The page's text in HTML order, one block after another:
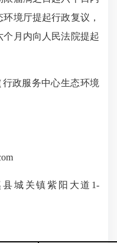
境厅提起行政复议，
月内向人民法院提起
政服务中心生态环境
城关镇紫阳大道1-